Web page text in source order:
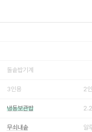
돌솥밥기계
3인용 2
냉동보관밥
무쇠내솥 알